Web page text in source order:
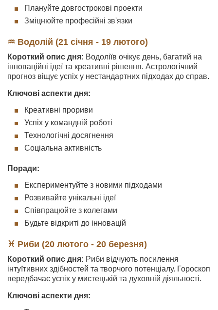
Плануйте довгострокові проекти
Зміцнюйте професійні зв'язки
♒ Водолій (21 січня - 19 лютого)
Короткий опис дня: Водоліїв очікує день, багатий на
інноваційні ідеї та креативні рішення. Астрологічний
прогноз віщує успіх у нестандартних підходах до справ.
Ключові аспекти дня:
Креативні прориви
Успіх у командній роботі
Технологічні досягнення
Соціальна активність
Поради:
Експериментуйте з новими підходами
Розвивайте унікальні ідеї
Співпрацюйте з колегами
Будьте відкриті до інновацій
♓ Риби (20 лютого - 20 березня)
Короткий опис дня: Риби відчують посилення
інтуїтивних здібностей та творчого потенціалу. Гороскоп
передбачає успіх у мистецькій та духовній діяльності.
Ключові аспекти дня: